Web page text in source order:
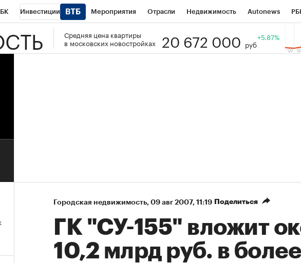
Инвестиции Мероприятия Отрасли Недвижимость Autonews
Школа управления РБК РБК Образование Тренды
Средняя цена квартиры
в московских новостройках
20 672 000 руб
+5.87%
Городская недвижимость⁠, 09 авг 2007, 11:19 Поделиться
ГК "СУ-155" вложит
10,2 млрд руб. в